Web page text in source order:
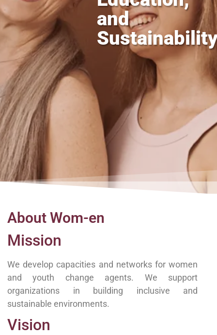
and
About Wom-en
Mission
We develop capacities and networks for women
and youth change agents. We support
organizations in building inclusive and
sustainable environments.
Vision